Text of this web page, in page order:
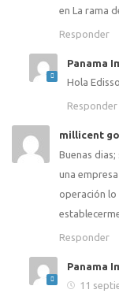
en La rama
Responder
Panama
Hola
Responder
millicent
Buenas
una
operación lo
Responder
Panama
11